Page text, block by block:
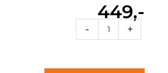
449,-
-
09a
antall
+